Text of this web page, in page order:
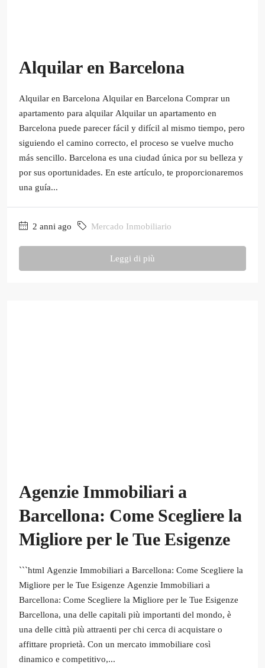
Alquilar en Barcelona
Alquilar en Barcelona Alquilar en Barcelona Comprar un
apartamento para alquilar Alquilar un apartamento en
Barcelona puede parecer fácil y difícil al mismo tiempo, pero
siguiendo el camino correcto, el proceso se vuelve mucho
más sencillo. Barcelona es una ciudad única por su belleza y
por sus oportunidades. En este artículo, te proporcionaremos
una guía...
2 anni ago Mercado Inmobiliario
Leggi di più
Agenzie Immobiliari a
Barcellona: Come Scegliere la
Migliore per le Tue Esigenze
```html Agenzie Immobiliari a Barcellona: Come Scegliere la
Migliore per le Tue Esigenze Agenzie Immobiliari a
Barcellona: Come Scegliere la Migliore per le Tue Esigenze
Barcellona, una delle capitali più importanti del mondo, è
una delle città più attraenti per chi cerca di acquistare o
affittare proprietà. Con un mercato immobiliare così
dinamico e competitivo,...